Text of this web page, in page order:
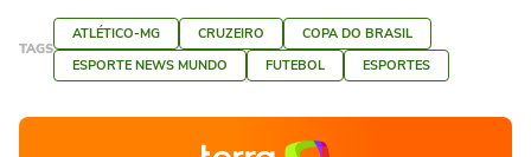
TAGS
ATLÉTICO-MG CRUZEIRO
COPA DO BRASIL
ESPORTE NEWS MUNDO
FUTEBOL ESPORTES